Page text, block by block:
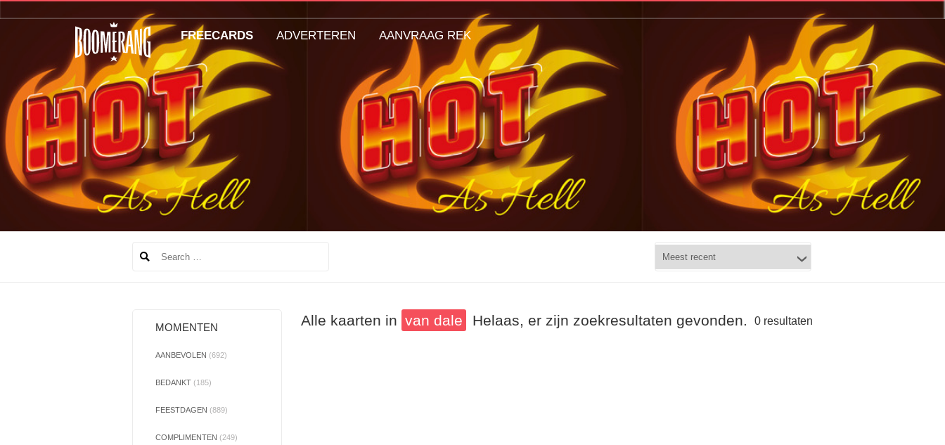
MOMENTEN
AANBEVOLEN (692)
BEDANKT (185)
FEESTDAGEN (889)
COMPLIMENTEN (249)
Alle kaarten in van dale 0 resultaten
Helaas, er zijn zoekresultaten gevonden.
FREECARDS ADVERTEREN AANVRAAG REK